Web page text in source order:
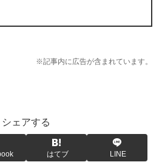
※記事内に広告が含まれています。
シェアする
はてブ LINE